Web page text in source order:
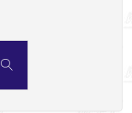
Поиск